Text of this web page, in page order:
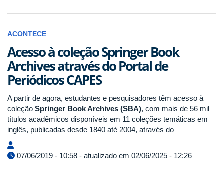
ACONTECE
Acesso à coleção Springer Book
Archives através do Portal de
Periódicos CAPES
A partir de agora, estudantes e pesquisadores têm acesso à
coleção Springer Book Archives (SBA), com mais de 56 mil
títulos acadêmicos disponíveis em 11 coleções temáticas em
inglês, publicadas desde 1840 até 2004, através do
07/06/2019 - 10:58 - atualizado em 02/06/2025 - 12:26